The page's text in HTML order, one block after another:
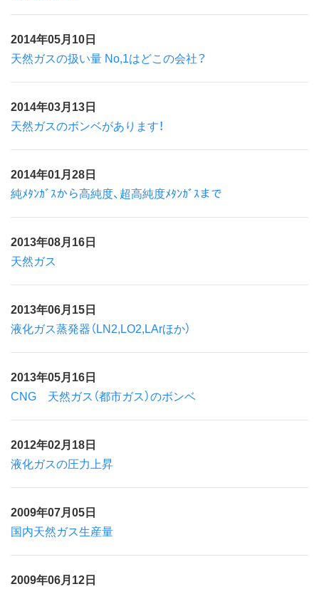
2014年05月10日
天然ガスの扱い量 No,1はどこの会社？
2014年03月13日
天然ガスのボンベがあります！
2014年01月28日
純ﾒﾀﾝｶﾞｽから高純度、超高純度ﾒﾀﾝｶﾞｽまで
2013年08月16日
天然ガス
2013年06月15日
液化ガス蒸発器（LN2,LO2,LArほか）
2013年05月16日
CNG 天然ガス（都市ガス）のボンベ
2012年02月18日
液化ガスの圧力上昇
2009年07月05日
国内天然ガス生産量
2009年06月12日